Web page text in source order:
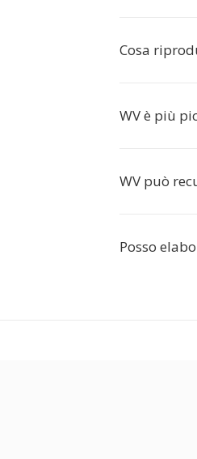
Cosa
WV è più
WV può
Posso